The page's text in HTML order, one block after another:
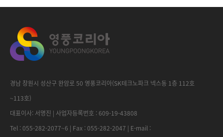
경남 창원시 성산구 완암로 50 영풍코리아(SK테크노파크 넥스동 1층 112호
~113호)
대표이사: 서명진 | 사업자등록번호 : 609-19-43808
Tel : 055-282-2077~6 | Fax : 055-282-2047 | E-mail :